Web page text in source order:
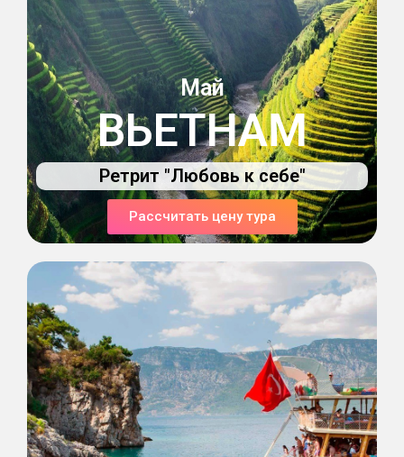
Май
ВЬЕТНАМ
Ретрит "Любовь к себе"
Рассчитать цену тура